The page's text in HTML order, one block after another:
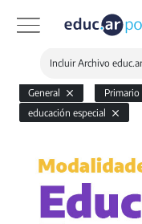
Incluir Archivo
General Primario
educación especial